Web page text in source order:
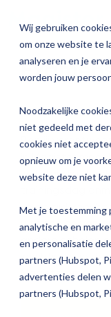
Wij gebruiken
om onze website te
analyseren en je
worden jouw
Noodzakelijke
niet gedeeld met
cookies niet
opnieuw om je
website deze niet
Met je toestemming
analytische en
en personalisatie
partners (Hubspot,
advertenties delen
partners (Hubspot,
verder
Onze
Magister MX
Aanmelden
& verzuim
Magister is
Docenten
Onderwijsondersteunend personeel
Leerlingen
Ouders
Onze
Check-up
Quickscan
Applicatiebeheer
Overstappen
Over
Actueel
Magister
Over ons
Werken bij
Gebruikerspanel
Media & Pers
Ben jij
in Magister maar
zelfstandig
trainingsdag
volop tijd voor
uitwisselen van
andere scholen
inrichting van de